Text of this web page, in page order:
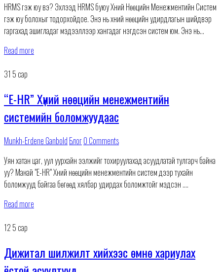
HRMS гэж юу вэ? Эхлээд HRMS буюу Хүний Нөөцийн Менежментийн Систем
гэж юу болохыг тодорхойдое. Энэ нь хүний ​​нөөцийн удирдлагын шийдвэр
гаргахад ашигладаг мэдээллээр хангадаг нэгдсэн систем юм. Энэ нь
Read more
31 5 сар
“E-HR” Хүний нөөцийн менежментийн
системийн боломжуудаас
Munkh-Erdene Ganbold Блог0 Comments
Уян хатан цаг, уул уурхайн ээлжийг тохируулахад асуудлатай тулгарч байна
уу? Манай "E-HR" Хүний нөөцийн менежментийн систем дээр тухайн
боломжууд байгаа бөгөөд хялбар удирдах боломжтойг мэдсэн үү.
Бид таны Мэдээлэл технологийн найдвартай
Read more
12 5 сар
Дижитал шилжилт хийхээс өмнө хариулах